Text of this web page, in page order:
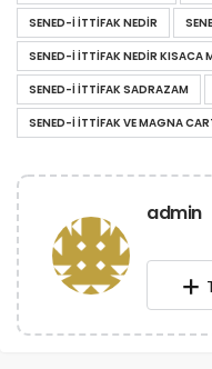
SENED-I İTTIFAK NEDİR
SENED-I İTTIFAK NEDIR KISACA
SENED-I İTTIFAK SADRAZAM
SENED-I İTTIFAK VE MAGNA
admin